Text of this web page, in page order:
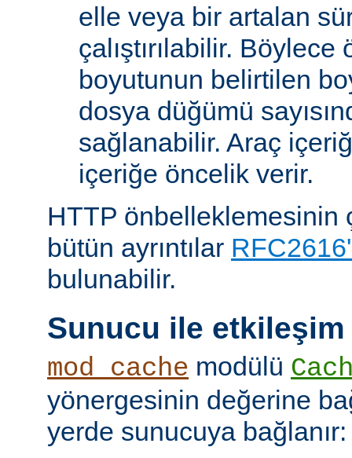
elle veya bir artalan
çalıştırılabilir.
boyutunun belirtilen
dosya düğümü
sağlanabilir. Araç
içeriğe öncelik verir.
HTTP önbelleklemesinin
bütün ayrıntılar
bulunabilir.
Sunucu ile etkileşim
mod_cache modülü
yönergesinin değerine
yerde sunucuya bağlanır: